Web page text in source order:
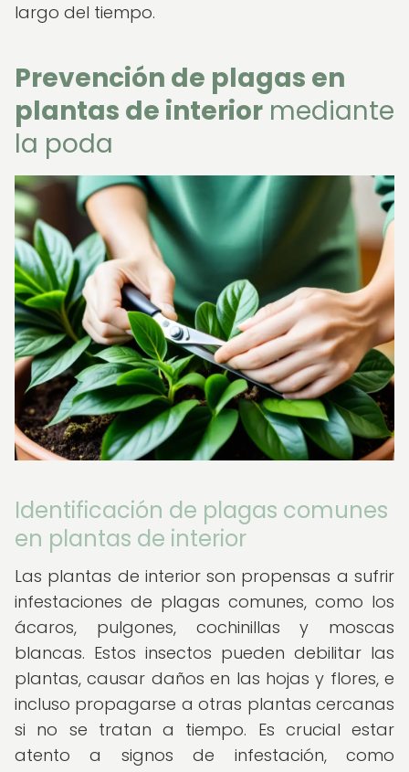
largo del tiempo.
Prevención de plagas en
plantas de interior mediante
la poda
Identificación de plagas comunes
en plantas de interior
Las plantas de interior son propensas a sufrir
infestaciones de plagas comunes, como los
ácaros, pulgones, cochinillas y moscas
blancas. Estos insectos pueden debilitar las
plantas, causar daños en las hojas y flores, e
incluso propagarse a otras plantas cercanas
si no se tratan a tiempo. Es crucial estar
atento a signos de infestación, como